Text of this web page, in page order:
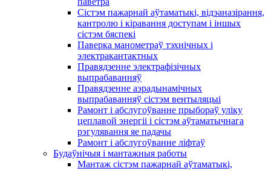
Сістэм пажарнай аўтаматыкі, відэаназірання,
кантролю і кіравання доступам і іншых
сістэм бяспекі
Паверка манометраў тэхнічных і
электракантактных
Правядзенне электрафізічных
выпрабаванняў
Правядзенне аэрадынамічных
выпрабаванняў сістэм вентыляцыі
Рамонт і абслугоўванне прыбораў уліку
цеплавой энергіі і сістэм аўтаматычнага
рэгулявання яе падачы
Рамонт і абслугоўванне ліфтаў
Будаўнічыя і мантажныя работы
Мантаж сістэм пажарнай аўтаматыкі,